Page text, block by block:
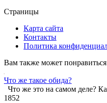
Страницы
Карта сайта
Контакты
Политика
Вам также может понравиться
Что же такое обида?
Что же это на самом деле?
1852